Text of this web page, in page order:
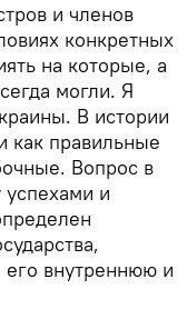
и членов
конкретных
на которые, а
могли. Я
В истории
как правильные
Вопрос в
и
внутреннюю и